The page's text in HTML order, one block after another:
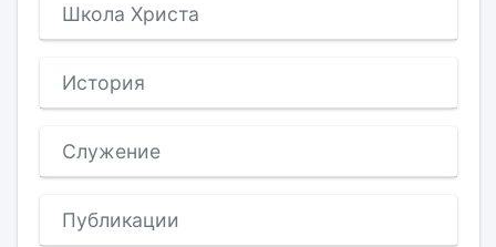
Школа Христа
История
Служение
Публикации